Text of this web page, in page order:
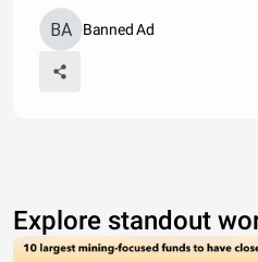
Banned Ad
Explore standout